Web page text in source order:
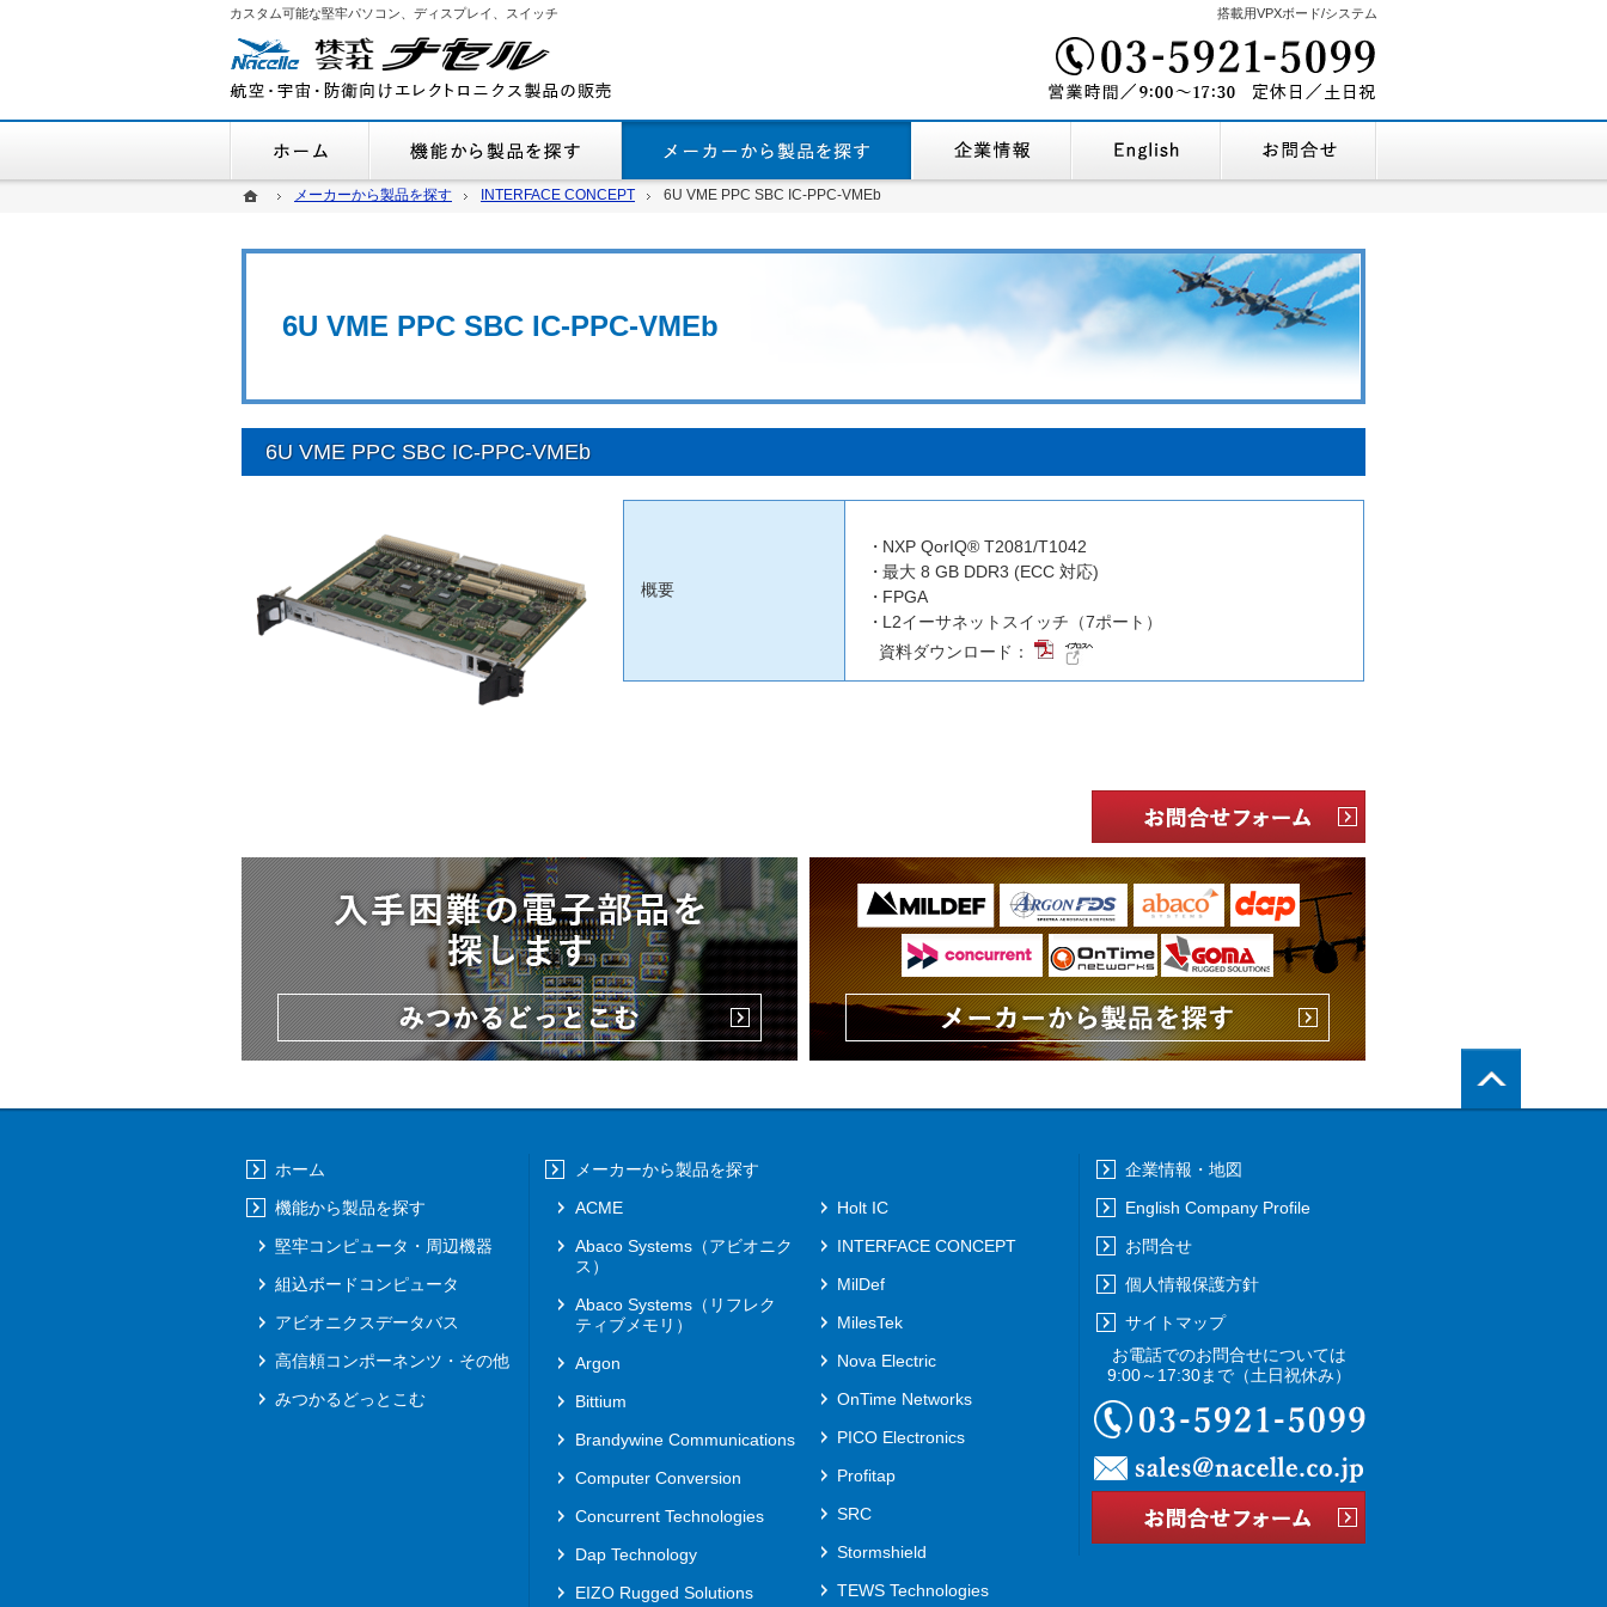
ホームメーカーから製品を探す INTERFACE CONCEPT 6U VME PPC SBC IC-PPC-VMEb
6U VME PPC SBC IC-PPC-VMEb
搭載用VPXボード/システム
カスタム可能な堅牢パソコン、ディスプレイ、スイッチ
6U VME PPC SBC IC-PPC-VMEb
概要
NXP QorIQ® T2081/T1042
最大 8 GB DDR3 (ECC 対応)
FPGA
L2イーサネットスイッチ（7ポート）
資料ダウンロード：
機能から製品を探す
ホームメーカーから製品を探す INTERFACE CONCEPT 6U VME PPC SBC IC-PPC-VMEb
ホーム
機能から製品を探す
堅牢コンピュータ・周辺機器
組込ボードコンピュータ
アビオニクスデータバス
高信頼コンポーネンツ・その他
みつかるどっとこむ
メーカーから製品を探す
ACME
Abaco Systems（アビオニク
ス）
Abaco Systems（リフレク
ティブメモリ）
Argon
Bittium
Brandywine Communications
Computer Conversion
Concurrent Technologies
Dap Technology
EIZO Rugged Solutions
Holt IC
INTERFACE CONCEPT
MilDef
MilesTek
Nova Electric
OnTime Networks
PICO Electronics
Profitap
SRC
Stormshield
TEWS Technologies
企業情報・地図
English Company Profile
お問合せ
個人情報保護方針
サイトマップ
お電話でのお問合せについては
9:00～17:30まで（土日祝休み）